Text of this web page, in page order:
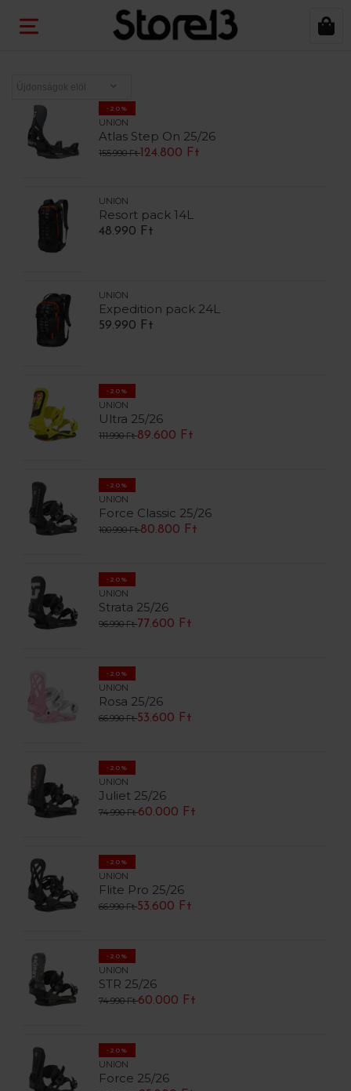
-20%
UNION
Atlas Step On 25/26
155.990 Ft 124.800 Ft
UNION
Resort pack 14L
48.990 Ft
UNION
Expedition pack 24L
59.990 Ft
-20%
UNION
Ultra 25/26
111.990 Ft89.600 Ft
-20%
UNION
Force Classic 25/26
100.990 Ft80.800 Ft
-20%
UNION
Strata 25/26
96.990 Ft77.600 Ft
-20%
UNION
Rosa 25/26
66.990 Ft53.600 Ft
-20%
UNION
Juliet 25/26
74.990 Ft60.000 Ft
-20%
UNION
Flite Pro 25/26
66.990 Ft53.600 Ft
-20%
UNION
STR 25/26
74.990 Ft60.000 Ft
-20%
UNION
Force 25/26